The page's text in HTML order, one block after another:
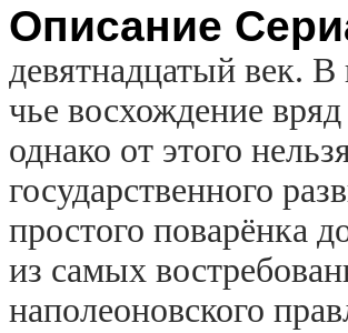
Описание
девятнадцатый век.
чье восхождение
однако от этого
государственного
простого поварёнка
из самых
наполеоновского